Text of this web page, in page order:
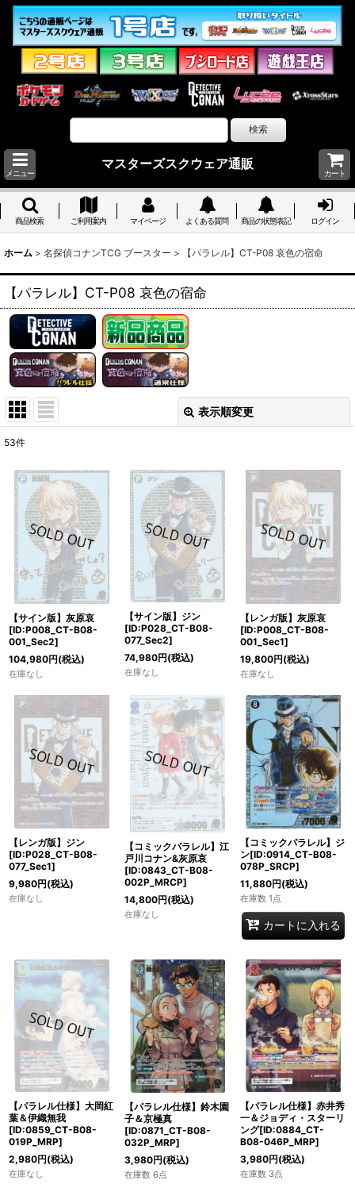
メニュー
マスターズスクウェア通販
カート
商品検索 ご利用案内 マイページ よくある質問 商品の状態表記 ログイン
ホーム > 名探偵コナンTCG ブースター > 【パラレル】CT-P08 哀色の宿命
【パラレル】CT-P08 哀色の宿命
表示順変更
在庫あり
並び順:
絞り込む
53件
【サイン版】灰原哀
[ID:P008_CT-B08-
001_Sec2]
104,980円(税込)
在庫なし
【サイン版】ジン
[ID:P028_CT-B08-
077_Sec2]
74,980円(税込)
在庫なし
【レンガ版】灰原哀
[ID:P008_CT-B08-
001_Sec1]
19,800円(税込)
在庫なし
【レンガ版】ジン
[ID:P028_CT-B08-
077_Sec1]
9,980円(税込)
在庫なし
【コミックパラレル】江
戸川コナン&灰原哀
[ID:0843_CT-B08-
002P_MRCP]
14,800円(税込)
在庫なし
【コミックパラレル】ジ
ン[ID:0914_CT-B08-
078P_SRCP]
11,880円(税込)
在庫数 1点
カートに入れる
【パラレル仕様】大岡紅
葉＆伊織無我
[ID:0859_CT-B08-
019P_MRP]
2,980円(税込)
在庫なし
【パラレル仕様】鈴木園
子＆京極真
[ID:0871_CT-B08-
032P_MRP]
3,980円(税込)
在庫数 6点
【パラレル仕様】赤井秀
一＆ジョディ・スターリ
ング[ID:0884_CT-
B08-046P_MRP]
3,980円(税込)
在庫数 3点